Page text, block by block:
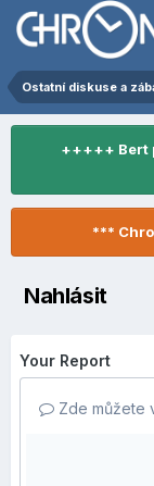
Ostatní diskuse a
+++++ Bert
***
Nahlásit
Your Report
Zde můžete